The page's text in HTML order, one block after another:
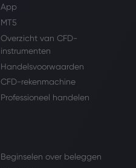
App
MT5
Overzicht van CFD-
instrumenten
Handelsvoorwaarden
CFD-rekenmachine
Professioneel handelen
Beginselen over beleggen